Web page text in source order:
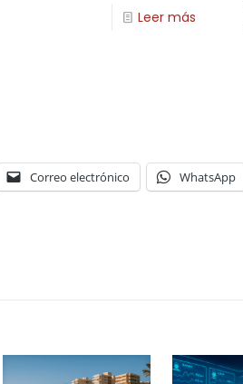
Leer más
Correo electrónico WhatsApp